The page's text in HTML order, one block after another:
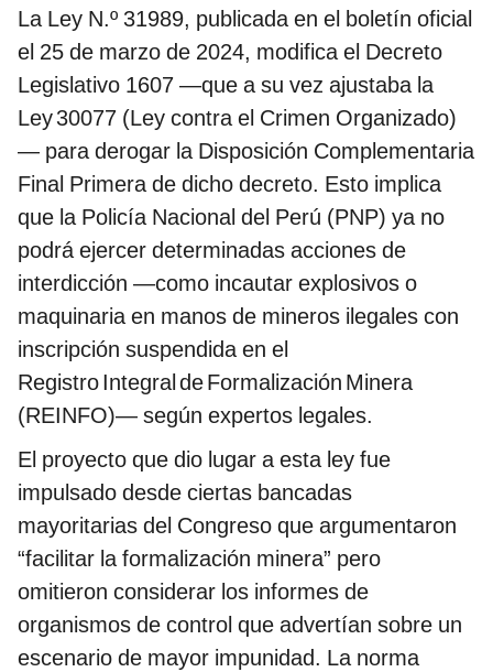
La Ley N.º 31989, publicada en el boletín oficial
el 25 de marzo de 2024, modifica el Decreto
Legislativo 1607 —que a su vez ajustaba la
Ley 30077 (Ley contra el Crimen Organizado)
— para derogar la Disposición Complementaria
Final Primera de dicho decreto. Esto implica
que la Policía Nacional del Perú (PNP) ya no
podrá ejercer determinadas acciones de
interdicción —como incautar explosivos o
maquinaria en manos de mineros ilegales con
inscripción suspendida en el
Registro Integral de Formalización Minera
(REINFO)— según expertos legales.
El proyecto que dio lugar a esta ley fue
impulsado desde ciertas bancadas
mayoritarias del Congreso que argumentaron
“facilitar la formalización minera” pero
omitieron considerar los informes de
organismos de control que advertían sobre un
escenario de mayor impunidad. La norma